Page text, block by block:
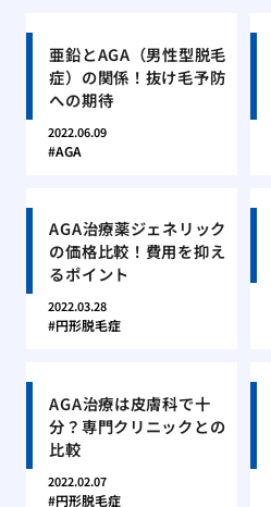
亜鉛とAGA（男性型脱毛
症）の関係！抜け毛予防
への期待
2022.06.09
AGA
AGA治療薬ジェネリック
の価格比較！費用を抑え
るポイント
2022.03.28
円形脱毛症
AGA治療は皮膚科で十
分？専門クリニックとの
比較
2022.02.07
円形脱毛症